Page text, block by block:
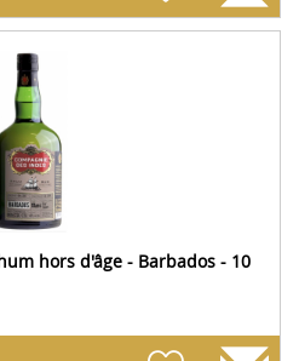
hors d'âge - Barbados - 10